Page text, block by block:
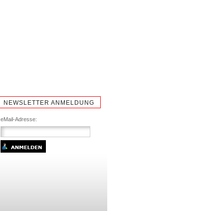
NEWSLETTER ANMELDUNG
eMail-Adresse: